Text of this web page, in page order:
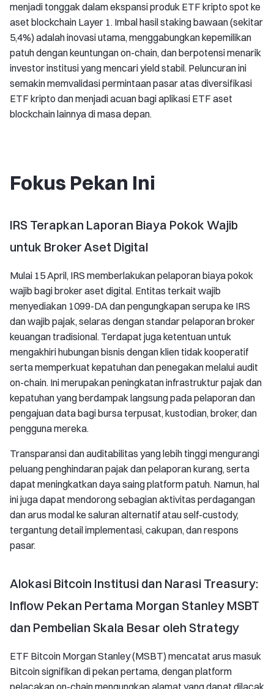
menjadi tonggak dalam ekspansi produk ETF kripto spot ke
aset blockchain Layer 1. Imbal hasil staking bawaan (sekitar
5,4%) adalah inovasi utama, menggabungkan kepemilikan
patuh dengan keuntungan on-chain, dan berpotensi menarik
investor institusi yang mencari yield stabil. Peluncuran ini
semakin memvalidasi permintaan pasar atas diversifikasi
ETF kripto dan menjadi acuan bagi aplikasi ETF aset
blockchain lainnya di masa depan.
Fokus Pekan Ini
IRS Terapkan Laporan Biaya Pokok Wajib
untuk Broker Aset Digital
Mulai 15 April, IRS memberlakukan pelaporan biaya pokok
wajib bagi broker aset digital. Entitas terkait wajib
menyediakan 1099-DA dan pengungkapan serupa ke IRS
dan wajib pajak, selaras dengan standar pelaporan broker
keuangan tradisional. Terdapat juga ketentuan untuk
mengakhiri hubungan bisnis dengan klien tidak kooperatif
serta memperkuat kepatuhan dan penegakan melalui audit
on-chain. Ini merupakan peningkatan infrastruktur pajak dan
kepatuhan yang berdampak langsung pada pelaporan dan
pengajuan data bagi bursa terpusat, kustodian, broker, dan
pengguna mereka.
Transparansi dan auditabilitas yang lebih tinggi mengurangi
peluang penghindaran pajak dan pelaporan kurang, serta
dapat meningkatkan daya saing platform patuh. Namun, hal
ini juga dapat mendorong sebagian aktivitas perdagangan
dan arus modal ke saluran alternatif atau self-custody,
tergantung detail implementasi, cakupan, dan respons
pasar.
Alokasi Bitcoin Institusi dan Narasi Treasury:
Inflow Pekan Pertama Morgan Stanley MSBT
dan Pembelian Skala Besar oleh Strategy
ETF Bitcoin Morgan Stanley (MSBT) mencatat arus masuk
Bitcoin signifikan di pekan pertama, dengan platform
pelacakan on-chain mengungkap alamat yang dapat dilacak